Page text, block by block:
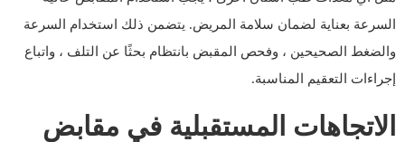
السرعة بعناية لضمان سلامة المريض. يتضمن ذلك استخدام السرعة
والضغط الصحيحين ، وفحص المقبض بانتظام بحثًا عن التلف ، واتباع
إجراءات التعقيم المناسبة.
الاتجاهات المستقبلية في مقابض